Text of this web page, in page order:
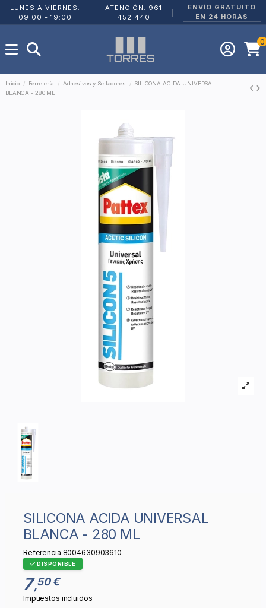
LUNES A VIERNES:
09:00 - 19:00
ATENCIÓN: 961
452 440
ENVÍO GRATUITO
EN 24 HORAS
0
Inicio Ferretería Adhesivos y Selladores
SILICONA ACIDA UNIVERSAL
BLANCA - 280 ML
SILICONA ACIDA UNIVERSAL
BLANCA - 280 ML
Referencia 8004630903610
DISPONIBLE
7,50 €
Impuestos incluidos